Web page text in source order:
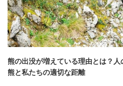
熊の出没が増えている理由とは？人
熊と私たちの適切な距離